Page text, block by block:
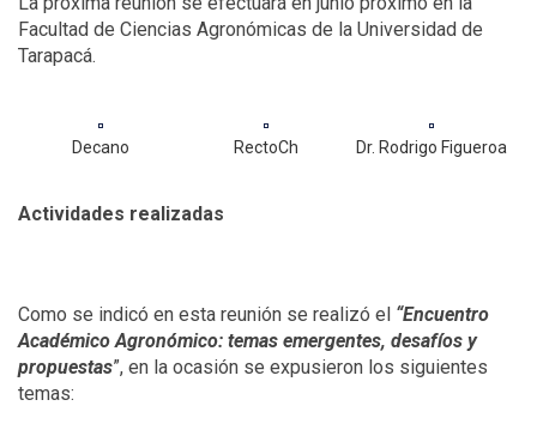
Facultad de Ciencias Agronómicas de la Universidad de
Tarapacá.
Decano RectoCh Dr. Rodrigo Figueroa
Actividades realizadas
Como se indicó en esta reunión se realizó el “Encuentro
Académico Agronómico: temas emergentes, desafíos y
propuestas”, en la ocasión se expusieron los siguientes
temas: